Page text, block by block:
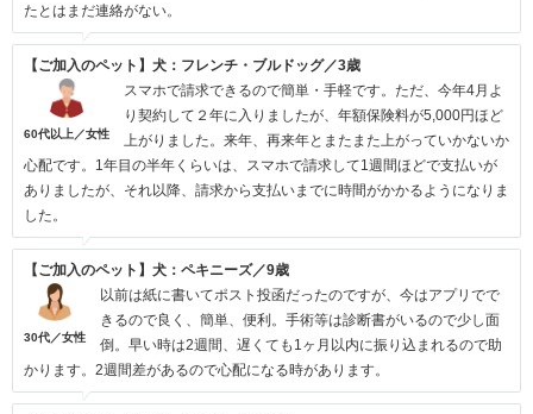
たとはまだ連絡がない。
【ご加入のペット】犬：フレンチ・ブルドッグ／3歳
60代以上／女性
スマホで請求できるので簡単・手軽です。ただ、今年4月よ
り契約して２年に入りましたが、年額保険料が5,000円ほど
上がりました。来年、再来年とまたまた上がっていかないか
心配です。1年目の半年くらいは、スマホで請求して1週間ほどで支払いが
ありましたが、それ以降、請求から支払いまでに時間がかかるようになりま
した。
【ご加入のペット】犬：ペキニーズ／9歳
30代／女性
以前は紙に書いてポスト投函だったのですが、今はアプリでで
きるので良く、簡単、便利。手術等は診断書がいるので少し面
倒。早い時は2週間、遅くても1ヶ月以内に振り込まれるので助
かります。2週間差があるので心配になる時があります。